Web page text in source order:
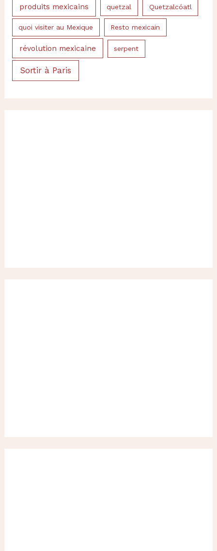
produits mexicains quetzal Quetzalcóatl
quoi visiter au Mexique Resto mexicain
révolution mexicaine serpent
Sortir à Paris